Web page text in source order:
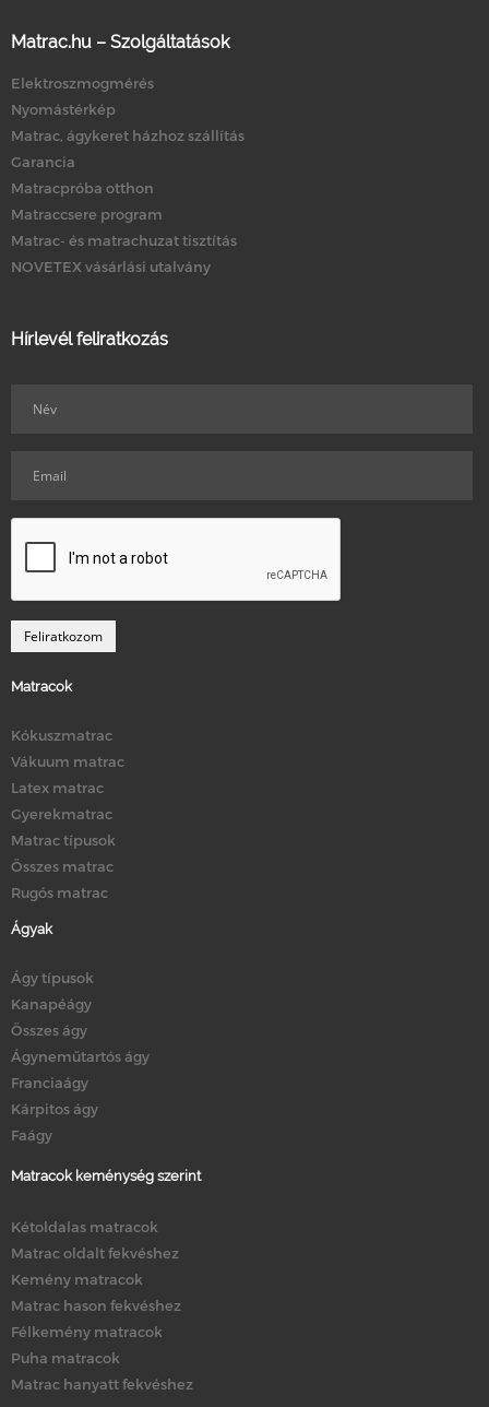
Matrac.hu – Szolgáltatások
Elektroszmogmérés
Nyomástérkép
Matrac, ágykeret házhoz szállítás
Garancia
Matracpróba otthon
Matraccsere program
Matrac- és matrachuzat tisztítás
NOVETEX vásárlási utalvány
Hírlevél feliratkozás
Matracok
Kókuszmatrac
Vákuum matrac
Latex matrac
Gyerekmatrac
Matrac típusok
Összes matrac
Rugós matrac
Ágyak
Ágy típusok
Kanapéágy
Összes ágy
Ágyneműtartós ágy
Franciaágy
Kárpitos ágy
Faágy
Matracok keménység szerint
Kétoldalas matracok
Matrac oldalt fekvéshez
Kemény matracok
Matrac hason fekvéshez
Félkemény matracok
Puha matracok
Matrac hanyatt fekvéshez